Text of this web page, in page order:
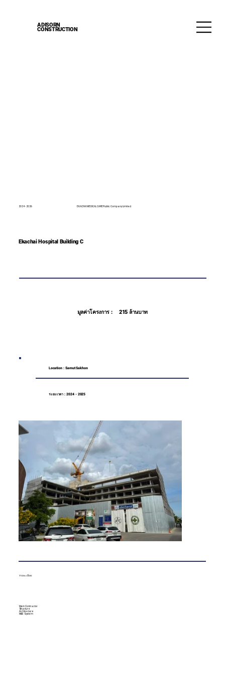
ADISORN
CONSTRUCTION
2024 - 2026 EKACHAI MEDICAL CARE Public Company Limited.
Ekachai Hospital Building C
Location : Samut Sakhon
ระยะเวลา : 2024 - 2025
รายละเอียด:
Main Contractor​
Structure​
Architecture​
M&E System
มูลค่าโครงการ : 215 ล้านบาท